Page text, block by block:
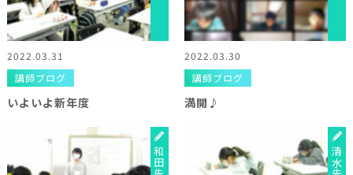
2022.03.31
講師ブログ
いよいよ新年度
2022.03.30
講師ブログ
満開♪